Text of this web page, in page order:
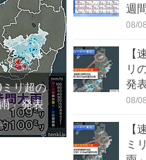
リ超の
」発表
週
08/
【
リ
発
08/
【
ミ